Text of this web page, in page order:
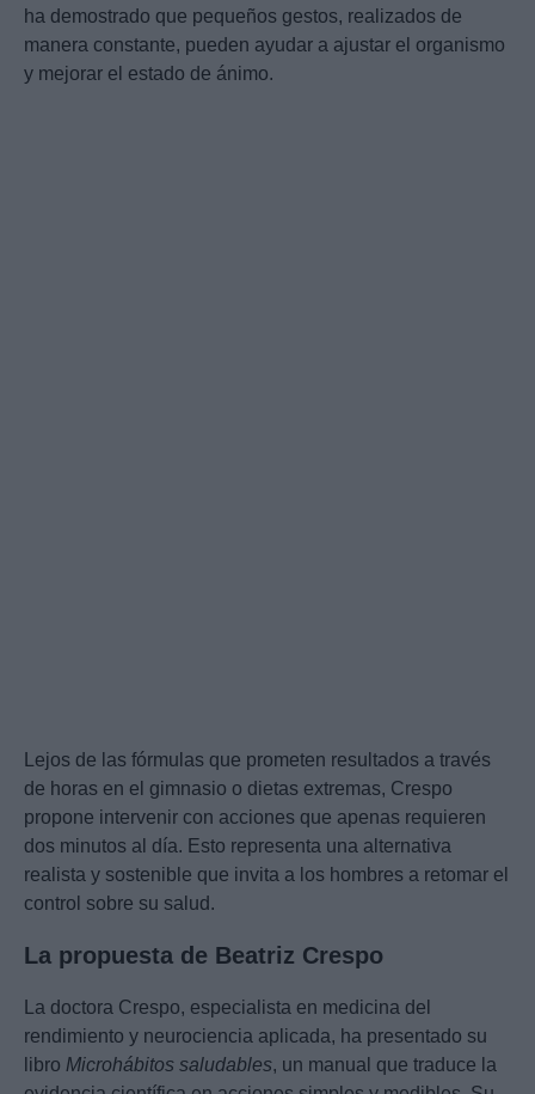
ha demostrado que pequeños gestos, realizados de
manera constante, pueden ayudar a ajustar el organismo
y mejorar el estado de ánimo.
Lejos de las fórmulas que prometen resultados a través
de horas en el gimnasio o dietas extremas, Crespo
propone intervenir con acciones que apenas requieren
dos minutos al día. Esto representa una alternativa
realista y sostenible que invita a los hombres a retomar el
control sobre su salud.
La propuesta de Beatriz Crespo
La doctora Crespo, especialista en medicina del
rendimiento y neurociencia aplicada, ha presentado su
libro Microhábitos saludables, un manual que traduce la